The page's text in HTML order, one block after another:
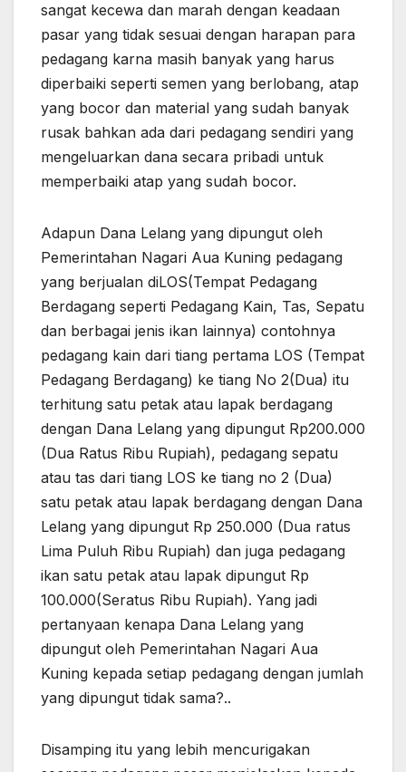
sangat kecewa dan marah dengan keadaan
pasar yang tidak sesuai dengan harapan para
pedagang karna masih banyak yang harus
diperbaiki seperti semen yang berlobang, atap
yang bocor dan material yang sudah banyak
rusak bahkan ada dari pedagang sendiri yang
mengeluarkan dana secara pribadi untuk
memperbaiki atap yang sudah bocor.
Adapun Dana Lelang yang dipungut oleh
Pemerintahan Nagari Aua Kuning pedagang
yang berjualan diLOS(Tempat Pedagang
Berdagang seperti Pedagang Kain, Tas, Sepatu
dan berbagai jenis ikan lainnya) contohnya
pedagang kain dari tiang pertama LOS (Tempat
Pedagang Berdagang) ke tiang No 2(Dua) itu
terhitung satu petak atau lapak berdagang
dengan Dana Lelang yang dipungut Rp200.000
(Dua Ratus Ribu Rupiah), pedagang sepatu
atau tas dari tiang LOS ke tiang no 2 (Dua)
satu petak atau lapak berdagang dengan Dana
Lelang yang dipungut Rp 250.000 (Dua ratus
Lima Puluh Ribu Rupiah) dan juga pedagang
ikan satu petak atau lapak dipungut Rp
100.000(Seratus Ribu Rupiah). Yang jadi
pertanyaan kenapa Dana Lelang yang
dipungut oleh Pemerintahan Nagari Aua
Kuning kepada setiap pedagang dengan jumlah
yang dipungut tidak sama?..
Disamping itu yang lebih mencurigakan